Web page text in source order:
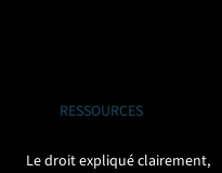
RESSOURCES
Le droit expliqué clairement,